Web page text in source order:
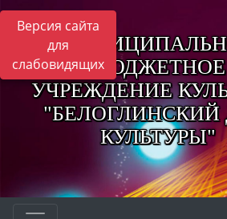
Версия сайта
для
слабовидящихБЮДЖЕТНОЕ
УЧРЕЖДЕНИЕ
КУЛЬТУРЫ"